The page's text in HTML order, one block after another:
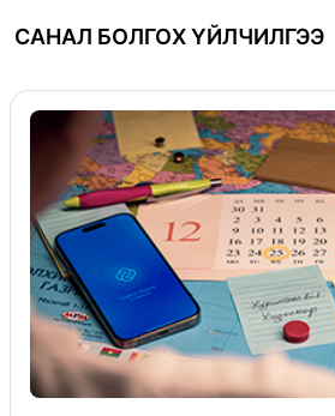
САНАЛ БОЛГОХ ҮЙЛЧИЛГЭЭ